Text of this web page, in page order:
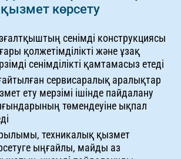
көрсету
сенімді конструкциясы
қолжетімділікті және ұзақ
сенімділікті қамтамасыз етеді
сервисаралық аралықтар
ету мерзімі ішінде пайдалану
төмендеуіне ықпал
техникалық қызмет
ыңғайлы, майды аз